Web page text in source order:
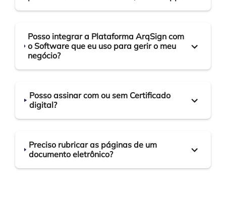
Posso integrar a Plataforma ArqSign com
o Software que eu uso para gerir o meu
negócio?
Posso assinar com ou sem Certificado
digital?
Preciso rubricar as páginas de um
documento eletrônico?